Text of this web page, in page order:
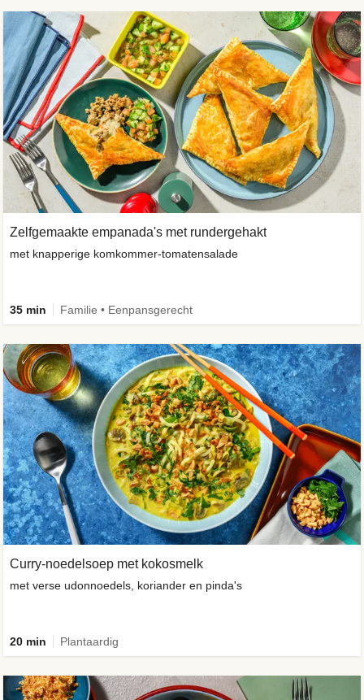
Zelfgemaakte empanada's met rundergehakt
met knapperige komkommer-tomatensalade
35 min Familie • Eenpansgerecht
Curry-noedelsoep met kokosmelk
met verse udonnoedels, koriander en pinda's
20 min Plantaardig